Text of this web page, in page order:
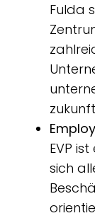
Fulda
EVP
sich